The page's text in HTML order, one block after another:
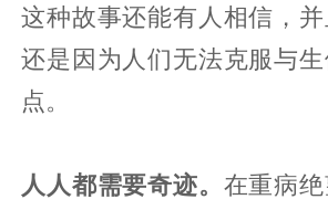
这种故事还能有人相信，并
还是因为人们无法克服与
点。
人人都需要奇迹。 在重病